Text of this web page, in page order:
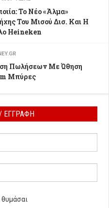
Το Νέο «Άλμα»
Του Μισού Δισ. Και Η
Heineken
Πωλήσεων Με Ώθηση
Μπύρες
ΕΓΓΡΑΦΗ
θυμάσαι